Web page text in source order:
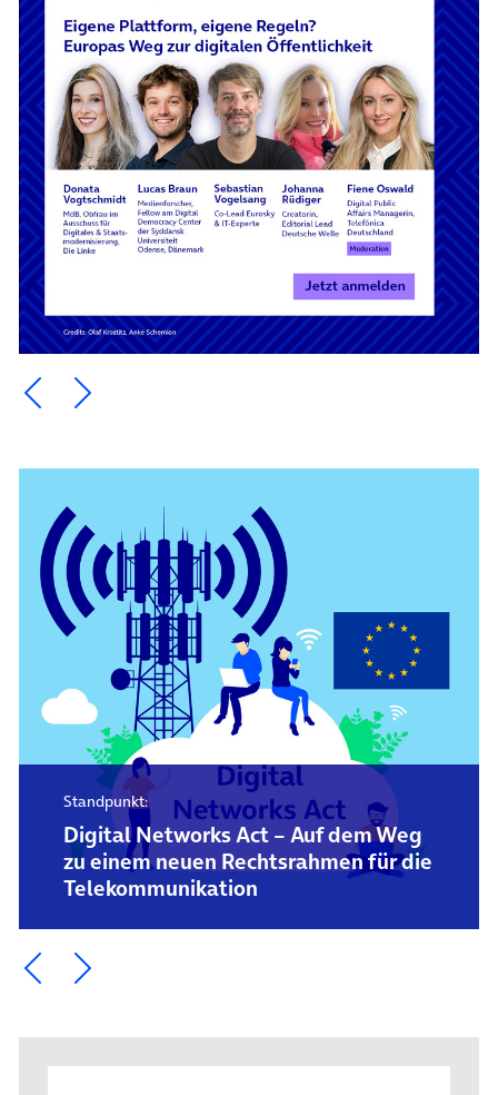
Ein Element zurück blättern
Ein Element weiter blättern
Standpunkt:
Digital Networks Act – Auf dem Weg
zu einem neuen Rechtsrahmen für die
Telekommunikation
Ein Element zurück blättern
Ein Element weiter blättern